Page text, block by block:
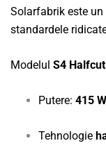
Solarfabrik este
standardele
Modelul S4
Putere: 415 W
Tehnologie